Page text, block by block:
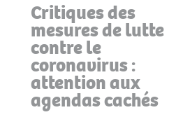
Critiques des
mesures de lutte
contre le
coronavirus :
attention aux
agendas cachés